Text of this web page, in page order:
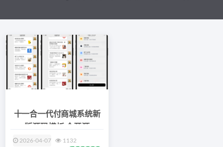
十一合一代付商城系统新
2026-04-07 1132